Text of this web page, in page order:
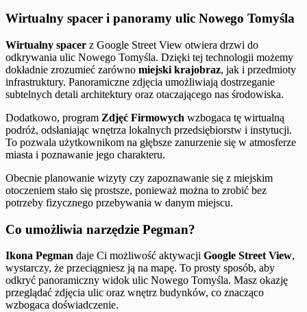
Wirtualny spacer i panoramy ulic Nowego Tomyśla
Wirtualny spacer z Google Street View otwiera drzwi do
odkrywania ulic Nowego Tomyśla. Dzięki tej technologii możemy
dokładnie zrozumieć zarówno miejski krajobraz, jak i przedmioty
infrastruktury. Panoramiczne zdjęcia umożliwiają dostrzeganie
subtelnych detali architektury oraz otaczającego nas środowiska.
Dodatkowo, program Zdjęć Firmowych wzbogaca tę wirtualną
podróż, odsłaniając wnętrza lokalnych przedsiębiorstw i instytucji.
To pozwala użytkownikom na głębsze zanurzenie się w atmosferze
miasta i poznawanie jego charakteru.
Obecnie planowanie wizyty czy zapoznawanie się z miejskim
otoczeniem stało się prostsze, ponieważ można to zrobić bez
potrzeby fizycznego przebywania w danym miejscu.
Co umożliwia narzędzie Pegman?
Ikona Pegman daje Ci możliwość aktywacji Google Street View,
wystarczy, że przeciągniesz ją na mapę. To prosty sposób, aby
odkryć panoramiczny widok ulic Nowego Tomyśla. Masz okazję
przeglądać zdjęcia ulic oraz wnętrz budynków, co znacząco
wzbogaca doświadczenie.